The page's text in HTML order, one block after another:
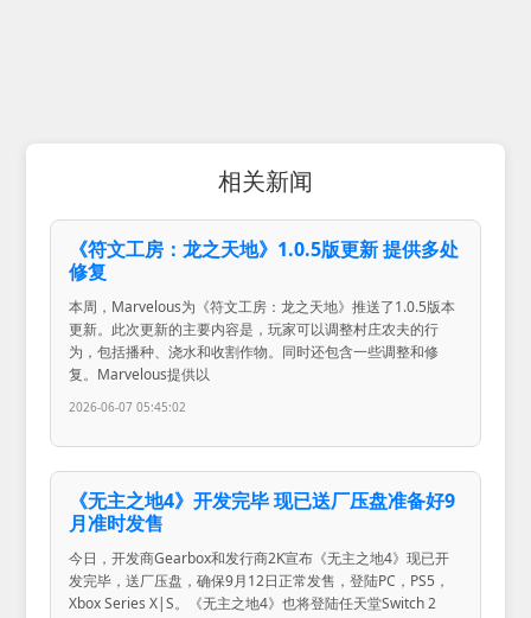
相关新闻
《符文工房：龙之天地》1.0.5版更新 提供多处
修复
本周，Marvelous为《符文工房：龙之天地》推送了1.0.5版本
更新。此次更新的主要内容是，玩家可以调整村庄农夫的行
为，包括播种、浇水和收割作物。同时还包含一些调整和修
复。Marvelous提供以
2026-06-07 05:45:02
《无主之地4》开发完毕 现已送厂压盘准备好9
月准时发售
今日，开发商Gearbox和发行商2K宣布《无主之地4》现已开
发完毕，送厂压盘，确保9月12日正常发售，登陆PC，PS5，
Xbox Series X|S。《无主之地4》也将登陆任天堂Switch 2